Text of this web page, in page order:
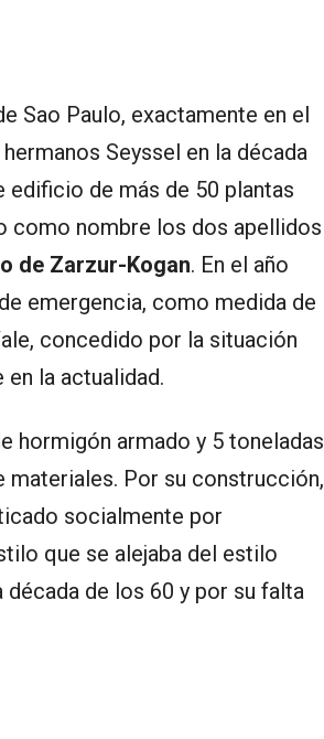
Sao Paulo, exactamente en el
Seyssel en la década
edificio de más de 50 plantas
como nombre los dos apellidos
de Zarzur-Kogan. En el año
emergencia, como medida de
concedido por la situación
la actualidad.
hormigón armado y 5 toneladas
materiales. Por su construcción,
socialmente por
que se alejaba del estilo
de los 60 y por su falta